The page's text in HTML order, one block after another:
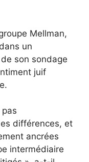
Mellman,
un
son sondage
juif
différences, et
ancrées
intermédiaire